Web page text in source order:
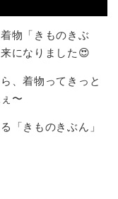
物「きものきぶ
になりました😍
、着物ってきっと
〜
「きものきぶん」